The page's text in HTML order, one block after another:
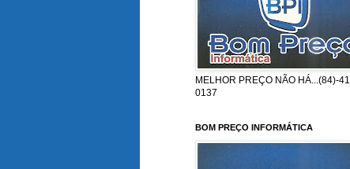
MELHOR PREÇO NÃO HÁ...(84)-
0137
BOM PREÇO INFORMÁTICA